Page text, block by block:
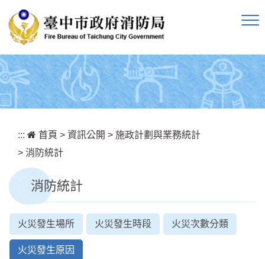
::: 首頁 > 資訊公開 > 施政計劃與業務統計
> 消防統計
消防統計
火災發生場所 火災發生時段 火災次數分類
火災發生原因